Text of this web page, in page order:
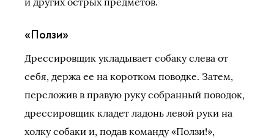
«Ползи»
Дрессировщик укладывает собаку слева от
себя, держа ее на коротком поводке. Затем,
переложив в правую руку собранный поводок,
дрессировщик кладет ладонь левой руки на
холку собаки и, подав команду «Ползи!»,